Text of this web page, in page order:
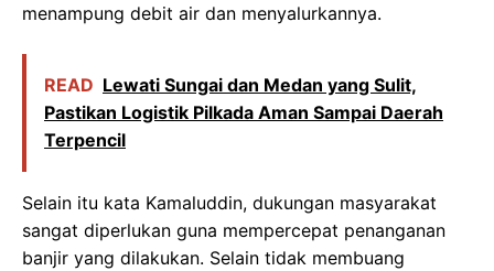
menampung debit air dan menyalurkannya.
READ Lewati Sungai dan Medan yang Sulit,
Pastikan Logistik Pilkada Aman Sampai Daerah
Terpencil
Selain itu kata Kamaluddin, dukungan masyarakat
sangat diperlukan guna mempercepat penanganan
banjir yang dilakukan. Selain tidak membuang